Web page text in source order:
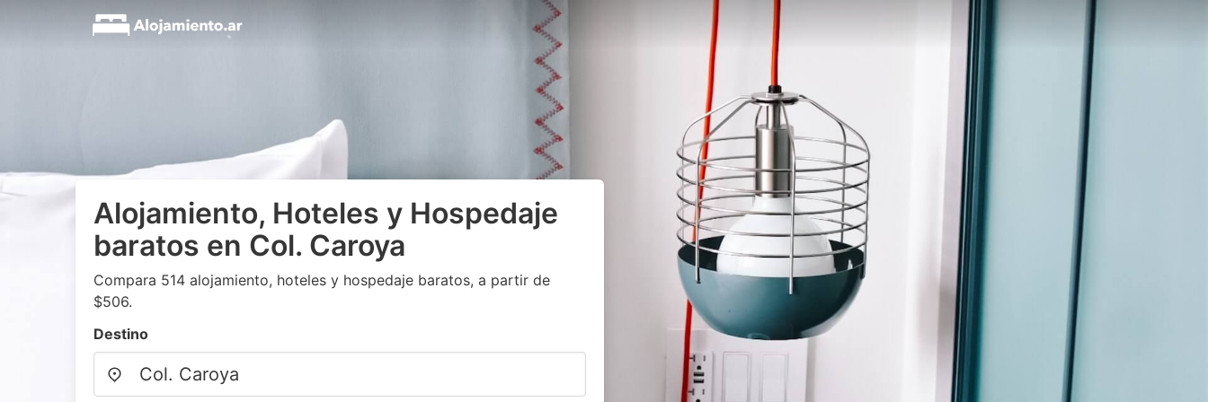
Alojamiento, Hoteles y Hospedaje
baratos en Col. Caroya
Compara 514 alojamiento, hoteles y hospedaje baratos, a partir de
$506.
Destino